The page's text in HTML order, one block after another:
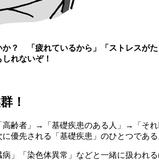
？ 「疲れているから」「ストレスが
れないぞ！
！
齢者」→「基礎疾患のある人」→「そ
優先される「基礎疾患」のひとつである
」「染色体異常」などと一緒に扱わ